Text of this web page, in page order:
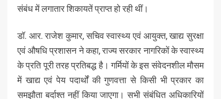
संबंध में लगातार शिकायतें प्राप्त हो रही थीं।
डॉ. आर. राजेश कुमार, सचिव स्वास्थ्य एवं आयुक्त, खाद्य सुरक्षा
एवं औषधि प्रशासन ने कहा, राज्य सरकार नागरिकों के स्वास्थ्य
के प्रति पूरी तरह प्रतिबद्ध है। गर्मियों के इस संवेदनशील मौसम
में खाद्य एवं पेय पदार्थों की गुणवत्ता से किसी भी प्रकार का
समझौता बर्दाश्त नहीं किया जाएगा। सभी संबंधित अधिकारियों